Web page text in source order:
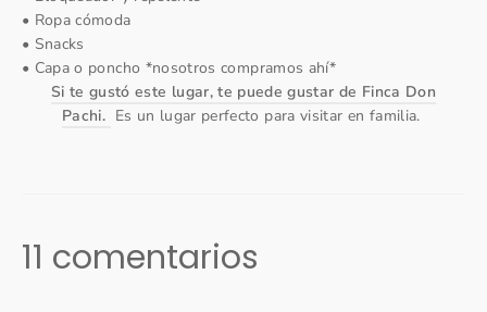
• Ropa cómoda
• Snacks
• Capa o poncho *nosotros compramos ahí*
Si te gustó este lugar, te puede gustar de Finca Don
Pachi. Es un lugar perfecto para visitar en familia.
11 comentarios